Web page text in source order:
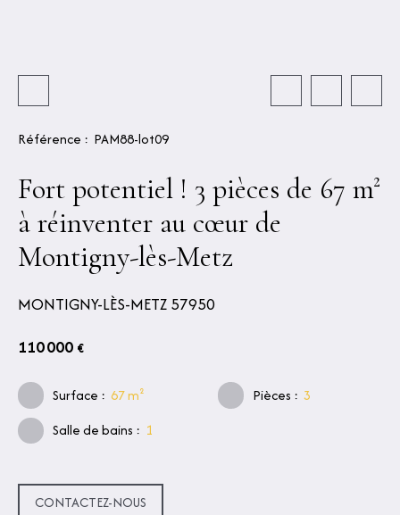
Référence : PAM88-lot09
Fort potentiel ! 3 pièces de 67 m²
à réinventer au cœur de
Montigny-lès-Metz
MONTIGNY-LÈS-METZ 57950
110 000 €
Surface : 67m² Pièces : 3
Salle de bains : 1
CONTACTEZ-NOUS